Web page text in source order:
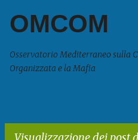
Passa ai
OMCOM
Osservatorio Mediterraneo sulla
Organizzata e la Mafia